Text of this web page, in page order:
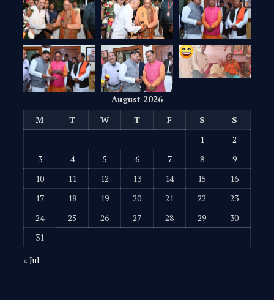
August 2026
M
T W T F S
S
1
2
3
4 5 6 7 8
9
10
11 12 13 14 15
16
17
18 19 20 21 22
23
24
25 26 27 28 29
30
31
« Jul